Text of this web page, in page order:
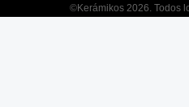
©Kerámikos 2026. Todos